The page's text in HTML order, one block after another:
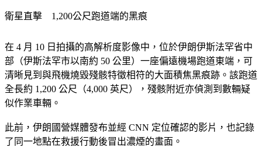
在 4 月 10 日拍攝的高解析度影像中，位於伊朗伊斯法罕省中
部（伊斯法罕市以南約 50 公里）一座偏遠機場跑道東端，可
清晰見到與飛機燒毀殘骸特徵相符的大面積焦黑痕跡。該跑道
全長約 1,200 公尺（4,000 英尺），殘骸附近亦偵測到數輛疑
此前，伊朗國營媒體發布並經 CNN 定位確認的影片，也記錄